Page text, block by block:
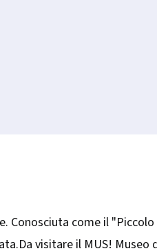
Conosciuta come il
visitare il MUS! Museo